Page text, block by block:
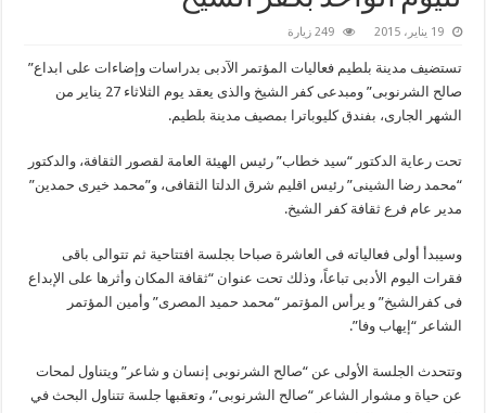
19 يناير، 2015 249 زيارة
تستضيف مدينة بلطيم فعاليات المؤتمر الآدبى بدراسات وإضاءات على ابداع”
صالح الشرنوبى” ومبدعى كفر الشيخ والذى يعقد يوم الثلاثاء 27 يناير من
الشهر الجارى، بفندق كليوباترا بمصيف مدينة بلطيم.
تحت رعاية الدكتور “سيد خطاب” رئيس الهيئة العامة لقصور الثقافة، والدكتور
“محمد رضا الشينى” رئيس اقليم شرق الدلتا الثقافى، و”محمد خيرى حمدين”
مدير عام فرع ثقافة كفر الشيخ.
وسيبدأ أولى فعالياته فى العاشرة صباحا بجلسة افتتاحية ثم تتوالى باقى
فقرات اليوم الأدبى تباعاً، وذلك تحت عنوان “ثقافة المكان وأثرها على الإبداع
فى كفرالشيخ” و يرأس المؤتمر “محمد حميد المصرى” وأمين المؤتمر
الشاعر “إيهاب وفا”.
وتتحدث الجلسة الأولى عن “صالح الشرنوبى إنسان و شاعر” ويتناول لمحات
عن حياة و مشوار الشاعر “صالح الشرنوبى”، وتعقبها جلسة تتناول البحث في